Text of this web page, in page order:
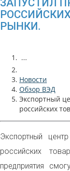
ЗАПУСТИЛ
РЫНКИ.
...
Новости
Обзор ВЭД
Экспортный
российских
Экспортный
российских
предприятия